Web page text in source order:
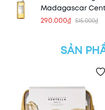
Madagascar
290.000₫ 515.000₫
SẢN